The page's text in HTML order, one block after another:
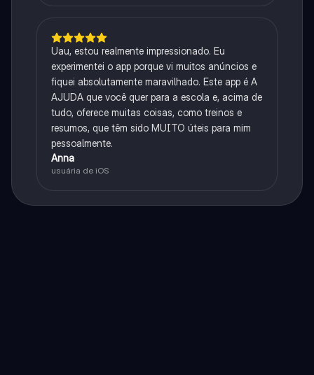
Uau, estou realmente impressionado. Eu
experimentei o app porque vi muitos anúncios e
fiquei absolutamente maravilhado. Este app é A
AJUDA que você quer para a escola e, acima de
tudo, oferece muitas coisas, como treinos e
resumos, que têm sido MUITO úteis para mim
pessoalmente.
Anna
usuária de iOS